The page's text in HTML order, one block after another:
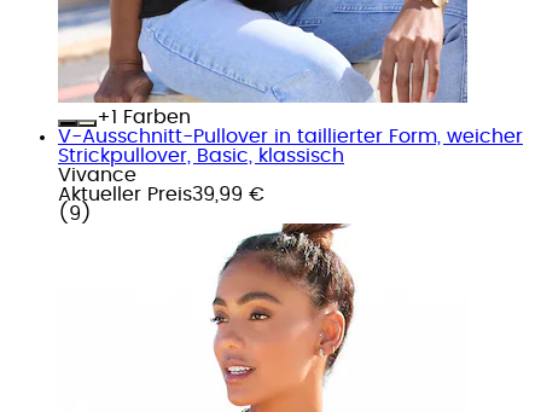
+
Farben
V-Ausschnitt-Pullover in taillierter Form, weicher
Strickpullover, Basic, klassisch
Vivance
Aktueller Preis39,99 €
( 9 )